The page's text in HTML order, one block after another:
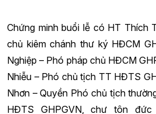
Chứng minh buổi lễ có HT Thích
chủ kiêm chánh thư ký HĐCM
Nghiệp – Phó pháp chủ HĐCM
Nhiễu – Phó chủ tịch TT HĐTS
Nhơn – Quyền Phó chủ tịch
HĐTS GHPGVN, chư tôn